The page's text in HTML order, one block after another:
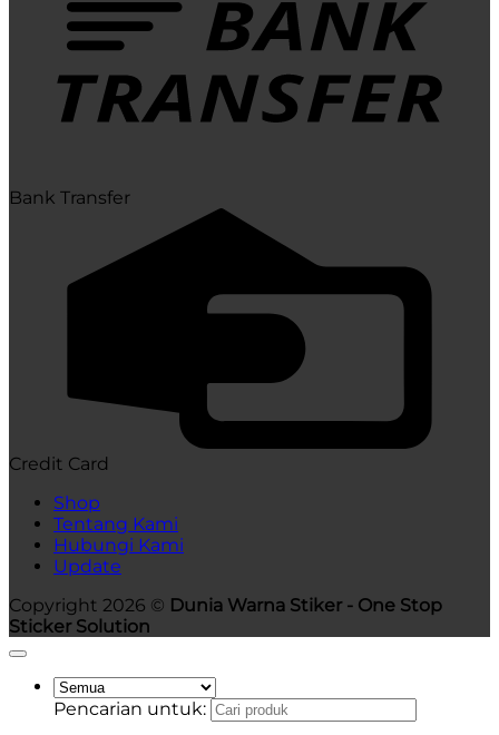
Bank Transfer
Credit Card
Shop
Tentang Kami
Hubungi Kami
Update
Copyright 2026 © Dunia Warna Stiker - One Stop
Sticker Solution
Pencarian untuk: